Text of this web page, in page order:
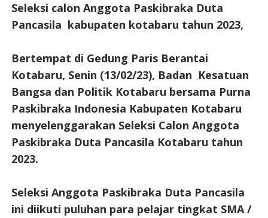
Seleksi calon Anggota Paskibraka Duta
Pancasila kabupaten kotabaru tahun 2023,
Bertempat di Gedung Paris Berantai
Kotabaru, Senin (13/02/23), Badan Kesatuan
Bangsa dan Politik Kotabaru bersama Purna
Paskibraka Indonesia Kabupaten Kotabaru
menyelenggarakan Seleksi Calon Anggota
Paskibraka Duta Pancasila Kotabaru tahun
2023.
Seleksi Anggota Paskibraka Duta Pancasila
ini diikuti puluhan para pelajar tingkat SMA /